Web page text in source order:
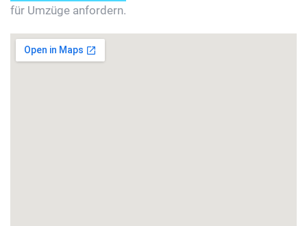
für Umzüge anfordern.